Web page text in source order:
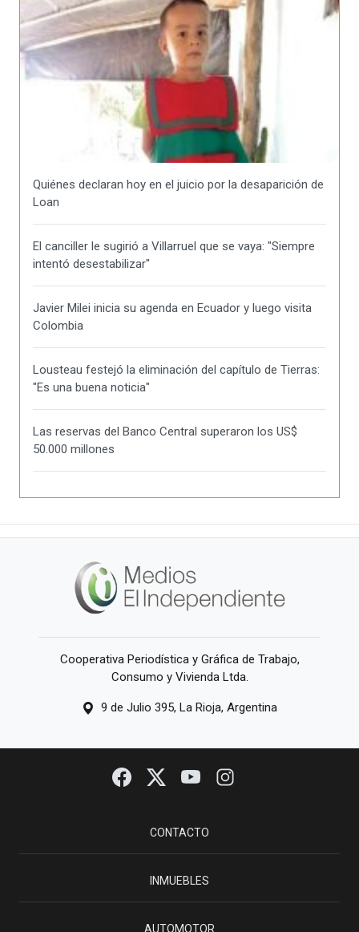
Quiénes declaran hoy en el juicio por la desaparición de
Loan
El canciller le sugirió a Villarruel que se vaya: "Siempre
intentó desestabilizar"
Javier Milei inicia su agenda en Ecuador y luego visita
Colombia
Lousteau festejó la eliminación del capítulo de Tierras:
"Es una buena noticia"
Las reservas del Banco Central superaron los US$
50.000 millones
Cooperativa Periodística y Gráfica de Trabajo,
Consumo y Vivienda Ltda.
9 de Julio 395, La Rioja, Argentina
CONTACTO
INMUEBLES
AUTOMOTOR